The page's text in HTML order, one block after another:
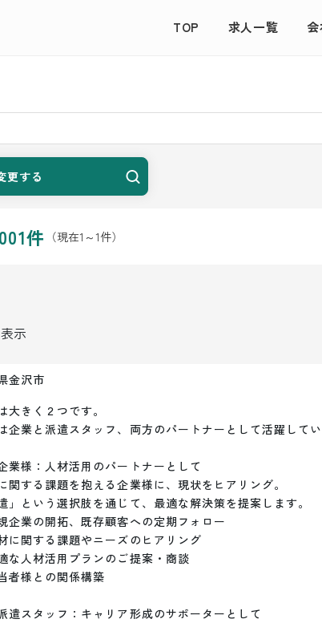
TOP 求人一覧 会
更する
001件 （現在1 ～1件）
示
金沢市
大きく２つです。
企業と派遣スタッフ、両方のパートナーとして活躍してい
業様：人材活用のパートナーとして
関する課題を抱える企業様に、現状をヒアリング。
遣」という選択肢を通じて、最適な解決策を提案します。
企業の開拓、既存顧客への定期フォロー
に関する課題やニーズのヒアリング
な人材活用プランのご提案・商談
者様との関係構築
遣スタッフ：キャリア形成のサポーターとして